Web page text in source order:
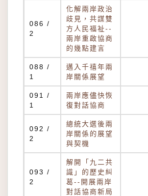
086 /
2
化解兩岸政治
歧見，共謀雙
方人民福祉--
兩岸重啟協商
的幾點建言
088 /
1
邁入千禧年兩
岸關係展望
091 /
1
兩岸應儘快恢
復對話協商
092 /
2
總統大選後兩
岸關係的展望
與契機
093 /
2
解開「九二共
識」的歷史糾
葛--開展兩岸
對話協商新局